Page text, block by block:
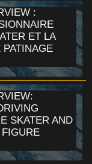
:
ET LA
SKATER AND